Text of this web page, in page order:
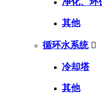
其他
循环水系统 
冷却塔
其他